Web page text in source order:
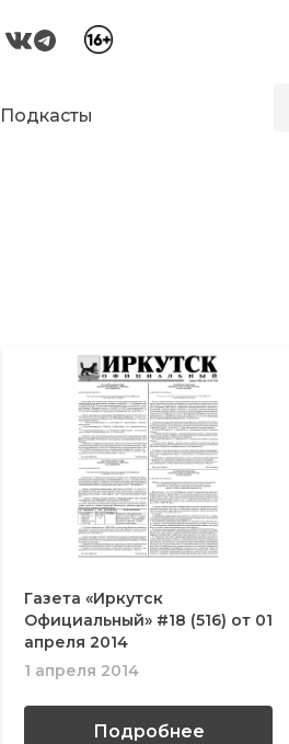
Подкасты
Газета «Иркутск
Официальный» #18 (516) от 01
апреля 2014
1 апреля 2014
Подробнее